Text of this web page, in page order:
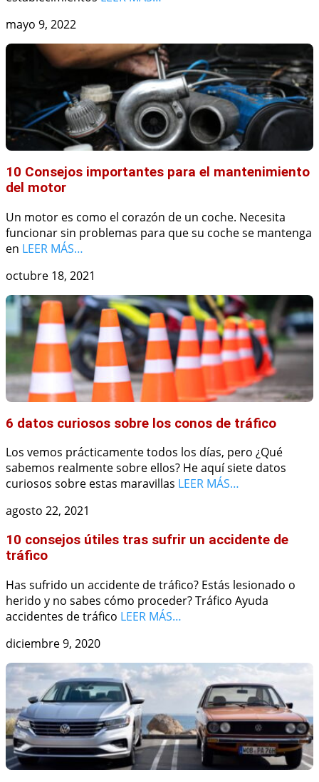
mayo 9, 2022
10 Consejos importantes para el mantenimiento
del motor
Un motor es como el corazón de un coche. Necesita
funcionar sin problemas para que su coche se mantenga
en LEER MÁS…
octubre 18, 2021
6 datos curiosos sobre los conos de tráfico
Los vemos prácticamente todos los días, pero ¿Qué
sabemos realmente sobre ellos? He aquí siete datos
curiosos sobre estas maravillas LEER MÁS…
agosto 22, 2021
10 consejos útiles tras sufrir un accidente de
tráfico
Has sufrido un accidente de tráfico? Estás lesionado o
herido y no sabes cómo proceder? Tráfico Ayuda
accidentes de tráfico LEER MÁS…
diciembre 9, 2020